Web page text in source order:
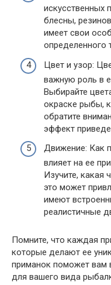
искусственных
блесны,
имеет свои
определенного
Цвет и узор:
важную роль в
Выбирайте
окраске рыбы,
обратите
эффект
Движение: Как
влияет на ее
Изучите, какая
это может
имеют
реалистичные
Помните, что каждая
которые делают ее
приманок поможет вам
для вашего вида